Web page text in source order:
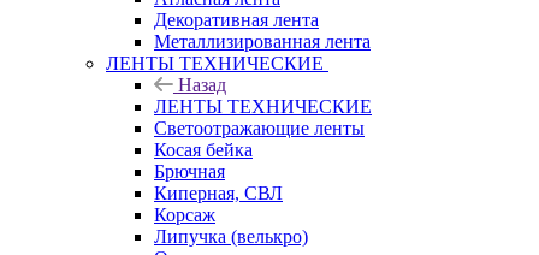
Декоративная лента
Металлизированная лента
ЛЕНТЫ ТЕХНИЧЕСКИЕ
Назад
ЛЕНТЫ ТЕХНИЧЕСКИЕ
Светоотражающие ленты
Косая бейка
Брючная
Киперная, СВЛ
Корсаж
Липучка (велькро)